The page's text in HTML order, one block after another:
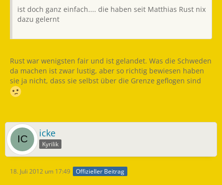
ist doch ganz einfach.... die haben seit Matthias Rust nix
dazu gelernt
Rust war wenigsten fair und ist gelandet. Was die Schweden
da machen ist zwar lustig, aber so richtig bewiesen haben
sie ja nicht, dass sie selbst über die Grenze geflogen sind
icke
Kyrilik
18. Juli 2012 um 17:49 Offizieller Beitrag